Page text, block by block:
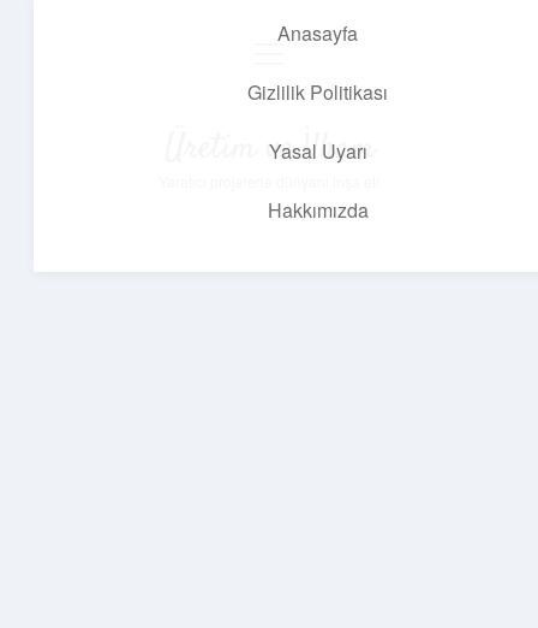
Anasayfa
Gizlilik Politikası
Yasal Uyarı
Hakkımızda
Üretim ve İlham